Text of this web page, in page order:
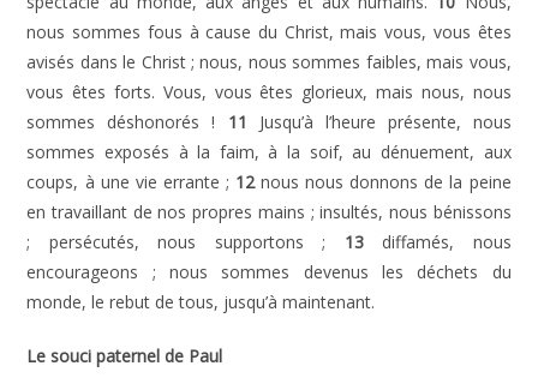
nous sommes fous à cause du Christ, mais vous, vous êtes
avisés dans le Christ ; nous, nous sommes faibles, mais vous,
vous êtes forts. Vous, vous êtes glorieux, mais nous, nous
sommes déshonorés ! 11 Jusqu’à l’heure présente, nous
sommes exposés à la faim, à la soif, au dénuement, aux
coups, à une vie errante ; 12nous nous donnons de la peine
en travaillant de nos propres mains ; insultés, nous bénissons
; persécutés, nous supportons ; 13diffamés, nous
encourageons ; nous sommes devenus les déchets du
monde, le rebut de tous, jusqu’à maintenant.
Le souci paternel de Paul